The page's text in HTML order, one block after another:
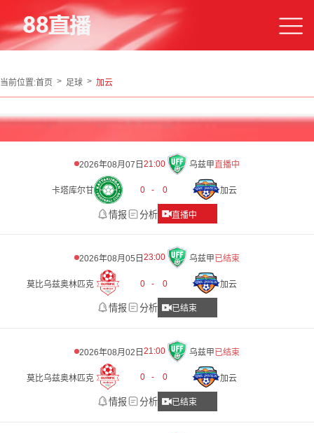
当前位置:首页 足球 加云
2026年08月07日 21:00 乌兹甲 直播中
卡塔库尔甘 0 - 0 加云
情报 分析 直播中
2026年08月05日 23:00 乌兹甲已结束
莫比乌兹奥林匹克 0 - 0 加云
情报 分析 已结束
2026年08月02日 21:00 乌兹甲已结束
莫比乌兹奥林匹克 0 - 0 加云
情报 分析 已结束